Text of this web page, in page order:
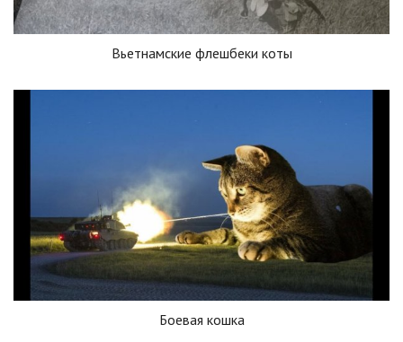
Вьетнамские флешбеки коты
Боевая кошка